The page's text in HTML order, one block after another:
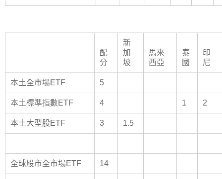
配
分
新
加
坡
馬來
西亞
泰
國
印
尼
本土全市場ETF 5
本土標準指數ETF 4 1 2
本土大型股ETF 3 1.5
全球股市全市場ETF 14